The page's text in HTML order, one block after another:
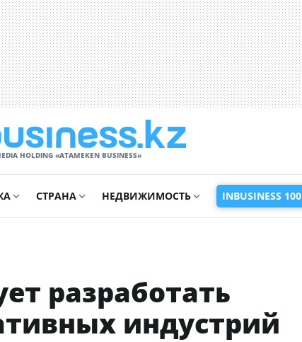
HOLDING «ATAMEKЕN BUSINESS»
СТРАНА НЕДВИЖИМОСТЬ INBUSINESS 100
разработать
индустрий